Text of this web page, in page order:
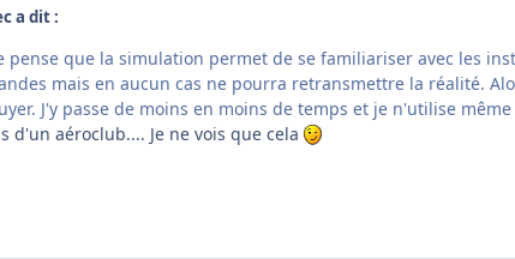
a dit :
pense que la simulation permet de se familiariser avec les
mais en aucun cas ne pourra retransmettre la réalité.
J'y passe de moins en moins de temps et je n'utilise même
aéroclub.... Je ne vois que cela